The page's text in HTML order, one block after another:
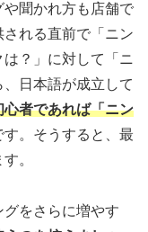
聞かれ方も店舗で
れる直前で「ニン
？」に対して「ニ
日本語が成立して
心者であれば「ニン
。そうすると、最
。
をさらに増やす